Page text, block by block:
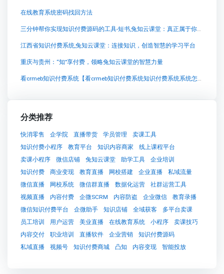
在线教育系统密码找回方法
三分钟帮你实现知识付费源码的工具-短书,兔知云课堂：真正属于你的智慧学习空间
江西省知识付费系统,兔知云课堂：连接知识，创造智慧的学习平台
重庆与贵州：“知”享付费，领略兔知云课堂的智慧力量
看crmeb知识付费系统【看crmeb知识付费系统知识付费系统系统怎么制作，知识付费系统搭建使用教程】
分类推荐
快消零售 企学院 直播带货 学员管理
卖课工具
知识付费小程序
教育平台 知识内容商家
线上课程平台
卖课小程序
微信店铺 兔知云课堂 助学工具
企业培训
知识付费
商业变现 教育直播 网校搭建 企业直播
私域流量
微信直播
网校系统 微信群直播 数据化运营
社群运营工具
视频直播
内容付费 企微SCRM 内容防盗 企业微信
教育录播
微信知识付费平台
企微助手 知识店铺 全域获客
多平台卖课
员工培训
用户运营 美业直播 在线教育系统 小程序
卖课技巧
内容交付
职业培训 直播软件 企业营销
知识付费源码
私域直播
视频号 知识付费商城 凸知 内容变现 智能投放